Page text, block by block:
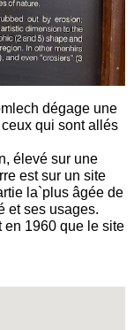
dégage une
qui sont allés
élevé sur une
est sur un site
la`plus âgée de
et ses usages.
en 1960 que le site